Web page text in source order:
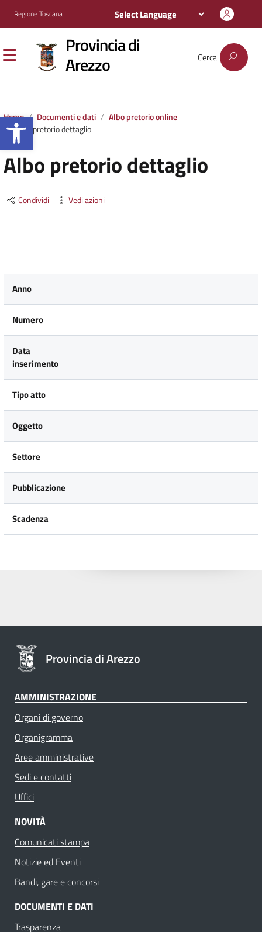
Apri la barra degli strumenti
Regione Toscana
Provincia di
Arezzo Cerca
Home Documenti e dati
Albo pretorio online
Albo pretorio dettaglio
Albo pretorio dettaglio
Condividi Vedi azioni
Anno
Numero
Data
inserimento
Tipo atto
Oggetto
Settore
Pubblicazione
Scadenza
Provincia di Arezzo
AMMINISTRAZIONE
Organi di governo
Organigramma
Aree amministrative
Sedi e contatti
Uffici
NOVITÀ
Comunicati stampa
Notizie ed Eventi
Bandi, gare e concorsi
DOCUMENTI E DATI
Trasparenza